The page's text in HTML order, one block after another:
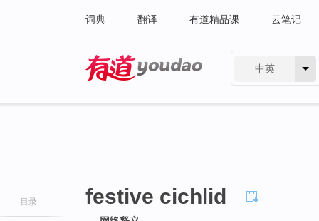
词典 翻译 有道精品课 云笔记
中英
目录 festive cichlid